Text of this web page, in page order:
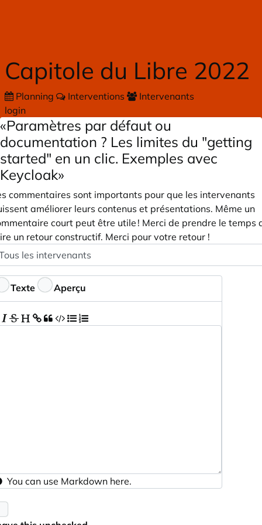
Capitole du Libre 2022
Planning Interventions
Intervenants
login
«Paramètres par défaut ou
documentation ? Les limites du "getting
started" en un clic. Exemples avec
Keycloak»
commentaires sont importants pour que les intervenants
améliorer leurs contenus et présentations. Même un
court peut être utile ! Merci de prendre le temps
un retour constructif. Merci pour votre retour !
Texte Aperçu
You can use Markdown here.